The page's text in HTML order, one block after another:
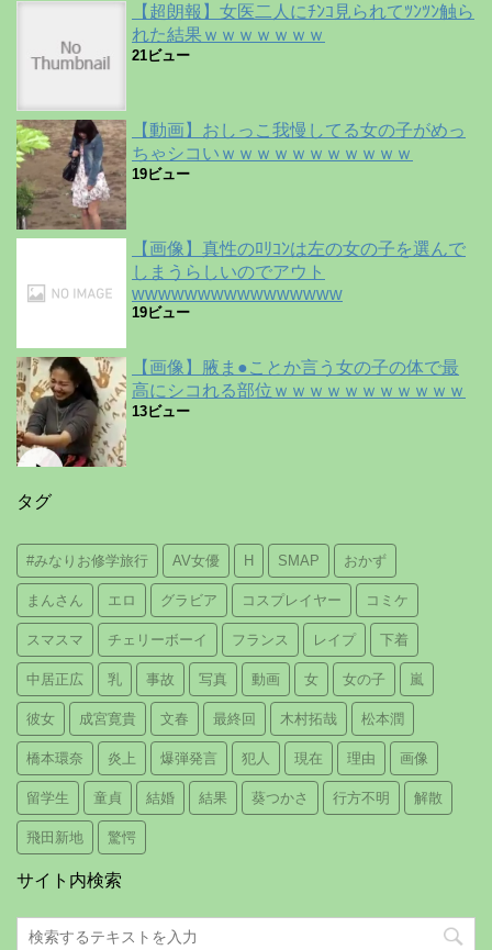
【超朗報】女医二人にﾁﾝｺ見られてﾂﾝﾂﾝ触ら
れた結果ｗｗｗｗｗｗｗ
21ビュー
【動画】おしっこ我慢してる女の子がめっ
ちゃシコいｗｗｗｗｗｗｗｗｗｗｗ
19ビュー
【画像】真性のﾛﾘｺﾝは左の女の子を選んで
しまうらしいのでアウト
wwwwwwwwwwwwwwww
19ビュー
【画像】腋ま●ことか言う女の子の体で最
高にシコれる部位ｗｗｗｗｗｗｗｗｗｗｗ
13ビュー
タグ
#みなりお修学旅行 AV女優 H SMAP おかず
まんさん エロ グラビア コスプレイヤー コミケ
スマスマ チェリーボーイ フランス レイプ 下着
中居正広 乳 事故 写真 動画 女 女の子 嵐
彼女 成宮寛貴 文春 最終回 木村拓哉 松本潤
橋本環奈 炎上 爆弾発言 犯人 現在 理由 画像
留学生 童貞 結婚 結果 葵つかさ 行方不明 解散
飛田新地 驚愕
サイト内検索